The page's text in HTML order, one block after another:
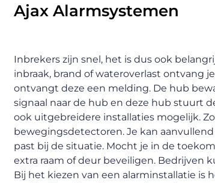
Ajax Alarmsystemen
Inbrekers zijn snel, het is dus ook
inbraak, brand of wateroverlast ontvang
ontvangt deze een melding. De hub
signaal naar de hub en deze hub stuurt
ook uitgebreidere installaties mogelijk.
bewegingsdetectoren. Je kan
past bij de situatie. Mocht je in de
extra raam of deur beveiligen. Bedrijven
Bij het kiezen van een alarminstallatie is